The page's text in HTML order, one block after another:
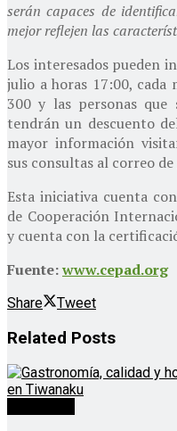
serán capaces de
mejor reflejen las
Los interesados pueden
julio a horas 17:00, cada
300 y las personas
tendrán un descuento
mayor información
sus consultas al correo de
Esta iniciativa cuenta
de Cooperación
y cuenta con la
Fuente:www.cepad.org
Share Tweet
Related Posts